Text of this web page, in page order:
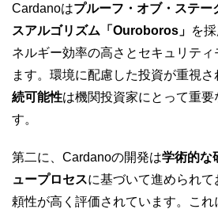
Cardanoはプルーフ・オブ・ステ
スアルゴリズム「Ouroboros」
を
ネルギー効率の高さとセキュリテ
ます。環境に配慮した投資が重視さ
続可能性は機関投資家にとって重
す。
第二に、Cardanoの開発は学術的な
ュープロセスに基づいて進められ
頼性が高く評価されています。こ